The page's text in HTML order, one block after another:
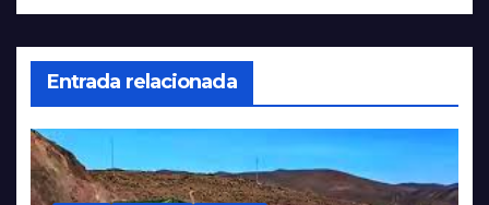
Entrada relacionada